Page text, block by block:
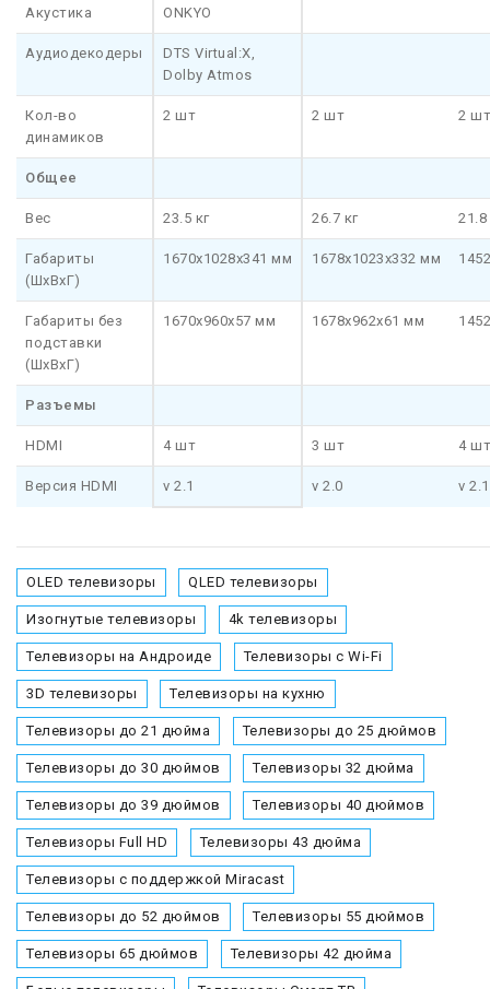
Акустика ONKYO
Аудиодекодеры
DTS Virtual:X,
Dolby Atmos
Кол-во
динамиков
2 шт 2 шт 2 шт
Общее
Вес 23.5 кг 26.7 кг 21.8
Габариты
(ШхВхГ)
1670x1028x341 мм 1678x1023x332 мм
Габариты без
подставки
(ШхВхГ)
1670x960x57 мм 1678x962x61 мм
Разъемы
HDMI 4 шт 3 шт 4 шт
Версия HDMI v 2.1 v 2.0 v 2.1
OLED телевизоры QLED телевизоры
Изогнутые телевизоры 4k телевизоры
Телевизоры на Андроиде Телевизоры с Wi-Fi
3D телевизоры Телевизоры на кухню
Телевизоры до 21 дюйма Телевизоры до 25 дюймов
Телевизоры до 30 дюймов Телевизоры 32 дюйма
Телевизоры до 39 дюймов Телевизоры 40 дюймов
Телевизоры Full HD Телевизоры 43 дюйма
Телевизоры с поддержкой Miracast
Телевизоры до 52 дюймов Телевизоры 55 дюймов
Телевизоры 65 дюймов Телевизоры 42 дюйма